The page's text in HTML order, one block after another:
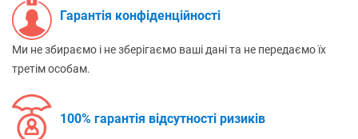
Гарантія конфіденційності
Ми не збираємо і не зберігаємо ваші дані та не передаємо їх
третім особам.
100% гарантія відсутності ризиків